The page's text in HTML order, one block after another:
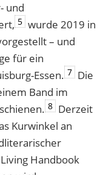
und
5 wurde 2019 in
– und
für ein
Essen. 7 Die
Band im
8 Derzeit
Kurwinkel an
Handbook